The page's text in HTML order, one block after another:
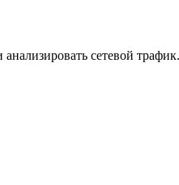
сетевой трафик.